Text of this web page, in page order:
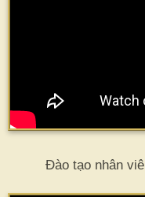
Đào tạo nhân